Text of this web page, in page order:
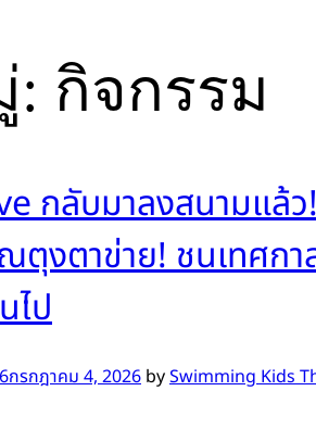
: กิจกรรม
กลับมาลงสนามแล้
ตุงตาข่าย! ชนเทศก
ไป
กรกฎาคม 4, 2026 bySwimming Kids